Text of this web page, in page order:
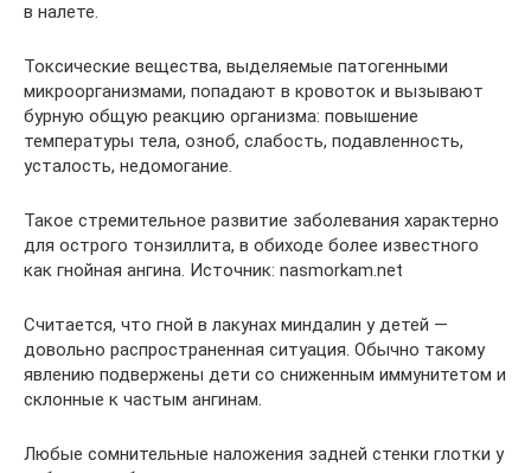
в налете.
Токсические вещества, выделяемые патогенными
микроорганизмами, попадают в кровоток и вызывают
бурную общую реакцию организма: повышение
температуры тела, озноб, слабость, подавленность,
усталость, недомогание.
Такое стремительное развитие заболевания характерно
для острого тонзиллита, в обиходе более известного
как гнойная ангина. Источник: nasmorkam.net
Считается, что гной в лакунах миндалин у детей —
довольно распространенная ситуация. Обычно такому
явлению подвержены дети со сниженным иммунитетом и
склонные к частым ангинам.
Любые сомнительные наложения задней стенки глотки у